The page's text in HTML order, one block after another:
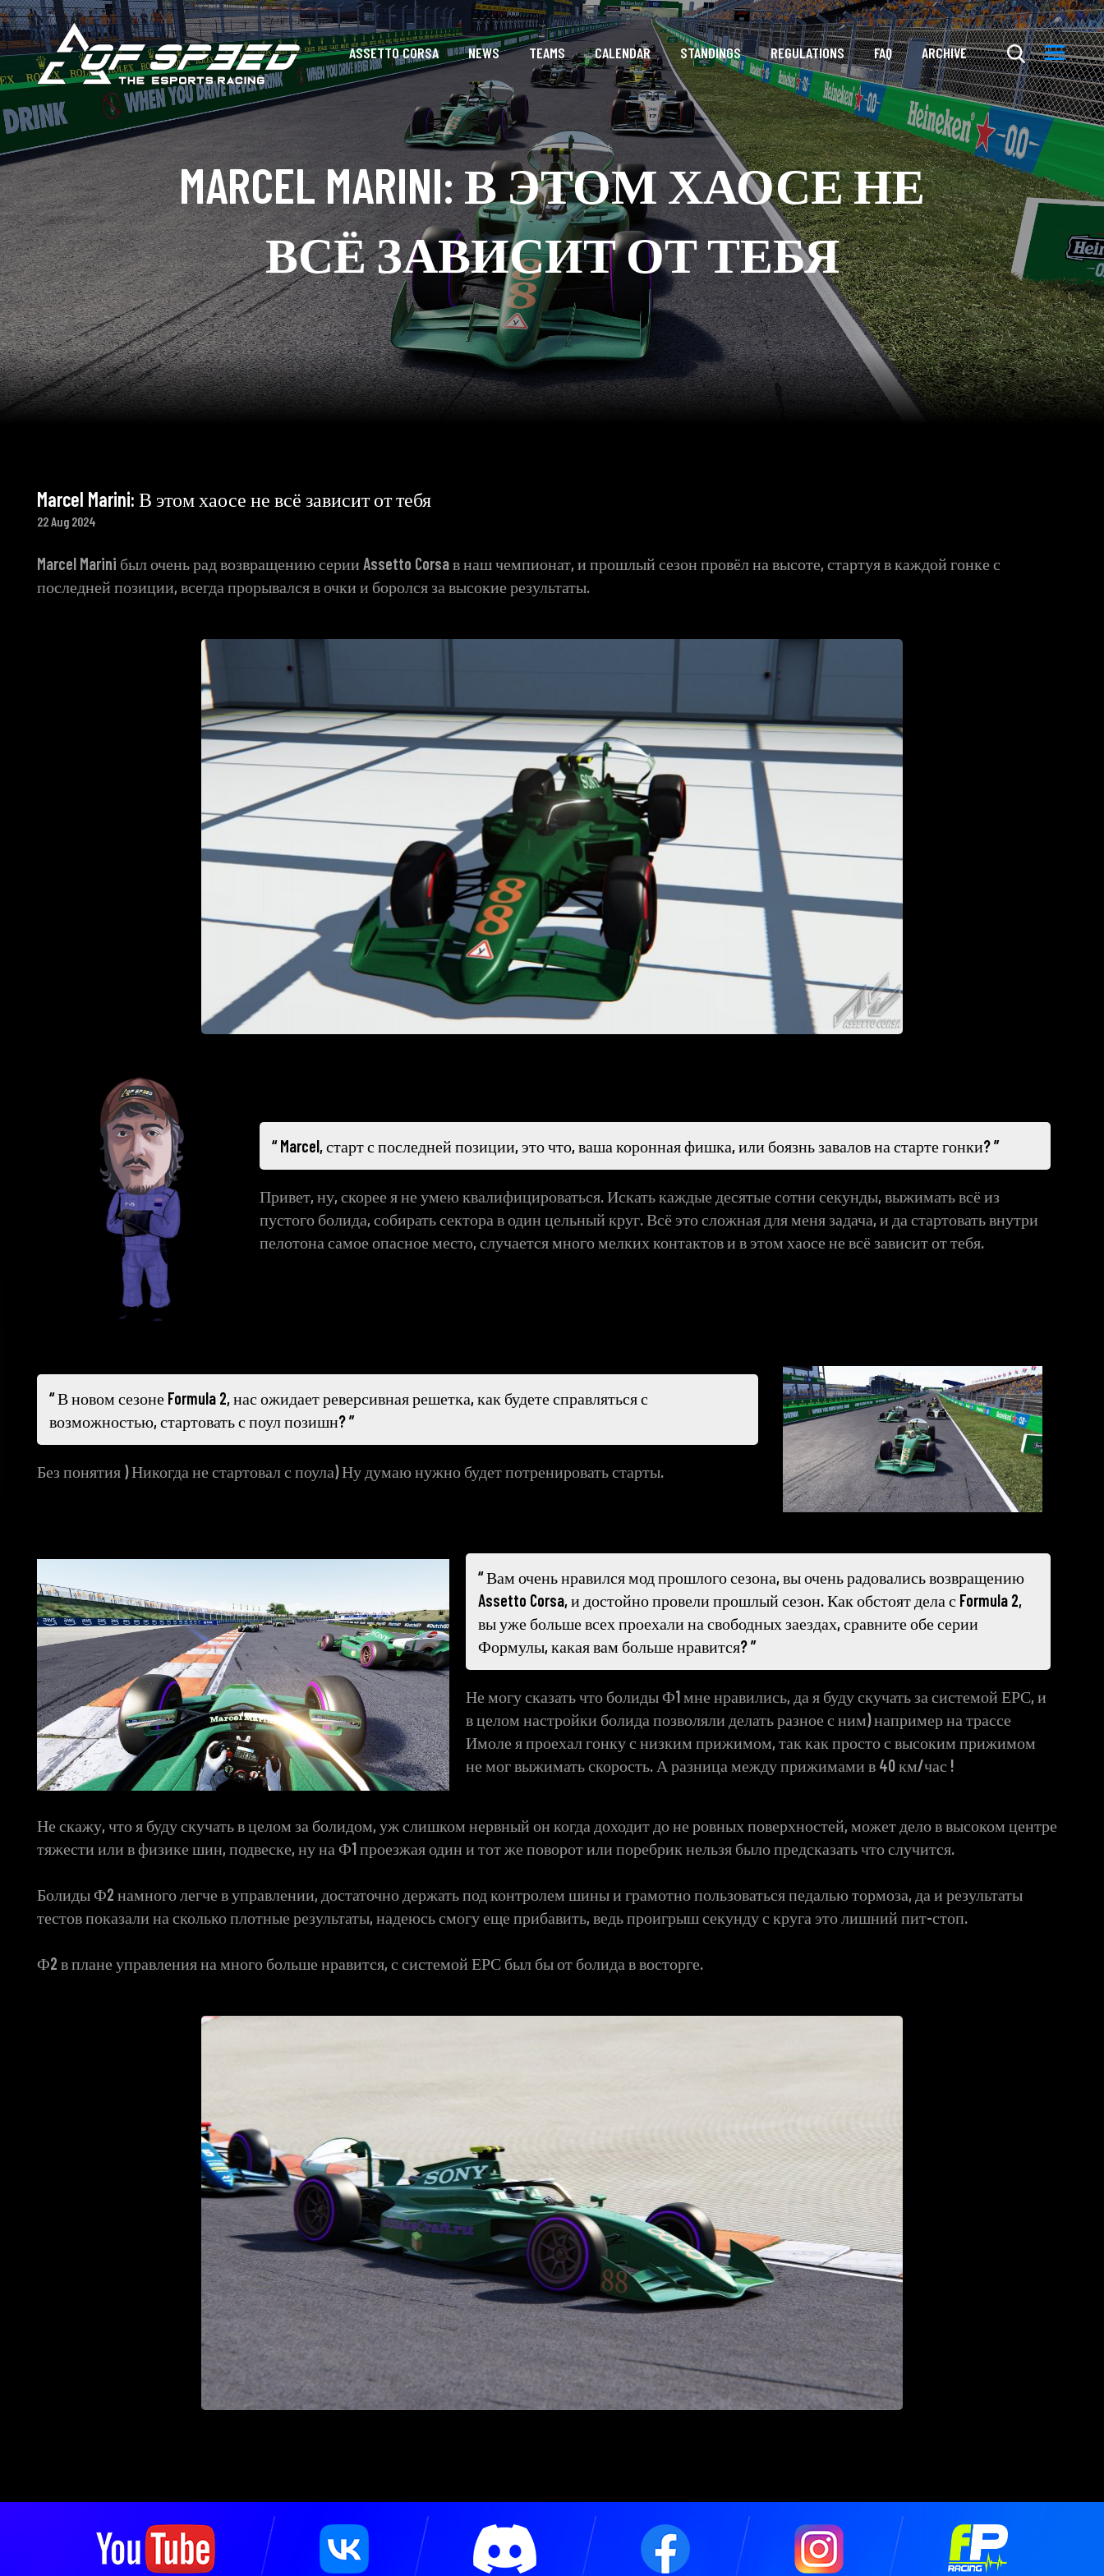
ASSETTO CORSA NEWS TEAMS CALENDAR STANDINGS REGULATIONS FAQ ARCHIVE
MARCEL MARINI: В ЭТОМ ХАОСЕ НЕ
ВСЁ ЗАВИСИТ ОТ ТЕБЯ
Marcel Marini: В этом хаосе не всё зависит от тебя
22 Aug 2024
Marcel Marini был очень рад возвращению серии Assetto Corsa в наш чемпионат, и прошлый сезон провёл на высоте, стартуя в каждой гонке с
последней позиции, всегда прорывался в очки и боролся за высокие результаты.
Marcel, старт с последней позиции, это что, ваша коронная фишка, или боязнь завалов на старте гонки?
Привет, ну, скорее я не умею квалифицироваться. Искать каждые десятые сотни секунды, выжимать всё из
пустого болида, собирать сектора в один цельный круг. Всё это сложная для меня задача, и да стартовать внутри
пелотона самое опасное место, случается много мелких контактов и в этом хаосе не всё зависит от тебя.
В новом сезоне Formula 2, нас ожидает реверсивная решетка, как будете справляться с
возможностью, стартовать с поул позишн?
Без понятия ) Никогда не стартовал с поула) Ну думаю нужно будет потренировать старты.
Вам очень нравился мод прошлого сезона, вы очень радовались возвращению
Assetto Corsa, и достойно провели прошлый сезон. Как обстоят дела с Formula 2,
вы уже больше всех проехали на свободных заездах, сравните обе серии
Формулы, какая вам больше нравится?
Не могу сказать что болиды Ф1 мне нравились, да я буду скучать за системой ЕРС, и
в целом настройки болида позволяли делать разное с ним) например на трассе
Имоле я проехал гонку с низким прижимом, так как просто с высоким прижимом
не мог выжимать скорость. А разница между прижимами в 40 км/час !
Не скажу, что я буду скучать в целом за болидом, уж слишком нервный он когда доходит до не ровных поверхностей, может дело в высоком центре
тяжести или в физике шин, подвеске, ну на Ф1 проезжая один и тот же поворот или поребрик нельзя было предсказать что случится.
Болиды Ф2 намного легче в управлении, достаточно держать под контролем шины и грамотно пользоваться педалью тормоза, да и результаты
тестов показали на сколько плотные результаты, надеюсь смогу еще прибавить, ведь проигрыш секунду с круга это лишний пит-стоп.
Ф2 в плане управления на много больше нравится, с системой ЕРС был бы от болида в восторге.